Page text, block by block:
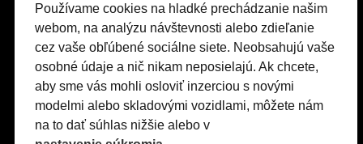
Servis & Príslušenstvo
Kontakty
Nastavení cookies
Realizácia 2025 lead management GROWITO
Používame cookies na hladké prechádzanie našim
webom, na analýzu návštevnosti alebo zdieľanie
cez vaše obľúbené sociálne siete. Neobsahujú vaše
osobné údaje a nič nikam neposielajú. Ak chcete,
aby sme vás mohli osloviť inzerciou s novými
modelmi alebo skladovými vozidlami, môžete nám
na to dať súhlas nižšie alebo v